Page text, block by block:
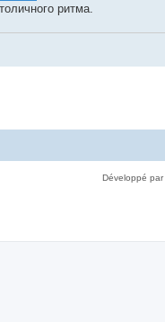
ритма.
Développé par